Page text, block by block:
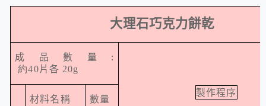
大理石巧克力餅乾
成品數量 :
約40片各 20g
製作程序
材料名稱 數量